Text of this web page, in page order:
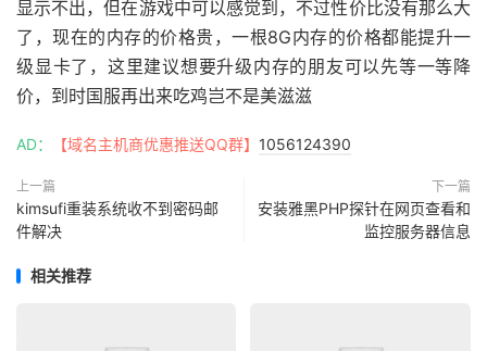
显示不出，但在游戏中可以感觉到，不过性价比没有那么大
了，现在的内存的价格贵，一根8G内存的价格都能提升一
级显卡了，这里建议想要升级内存的朋友可以先等一等降
价，到时国服再出来吃鸡岂不是美滋滋
AD： 【域名主机商优惠推送QQ群】 1056124390
上一篇
kimsufi重装系统收不到密码邮
件解决
下一篇
安装雅黑PHP探针在网页查看和
监控服务器信息
相关推荐